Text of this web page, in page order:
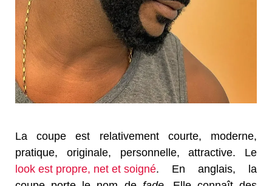
La coupe est relativement courte, moderne,
pratique, originale, personnelle, attractive. Le
look est propre, net et soigné. En anglais, la